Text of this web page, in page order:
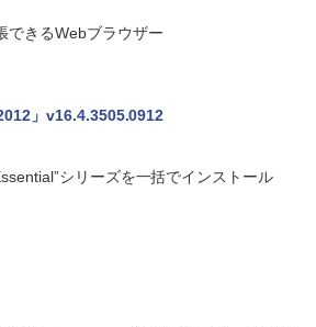
できるWebブラウザー
」v16.4.3505.0912
シリーズを一括でインストール